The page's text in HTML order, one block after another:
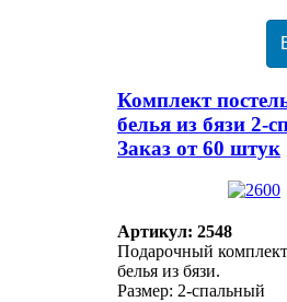
Комплект
белья из бязи 2-
Заказ от 60 штук
Артикул: 2548
Подарочный
белья из бязи.
Размер: 2-спальный